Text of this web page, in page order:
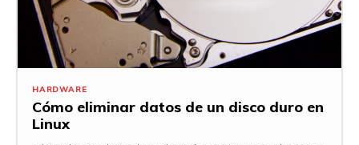
HARDWARE
Cómo eliminar datos de un disco duro en
Linux